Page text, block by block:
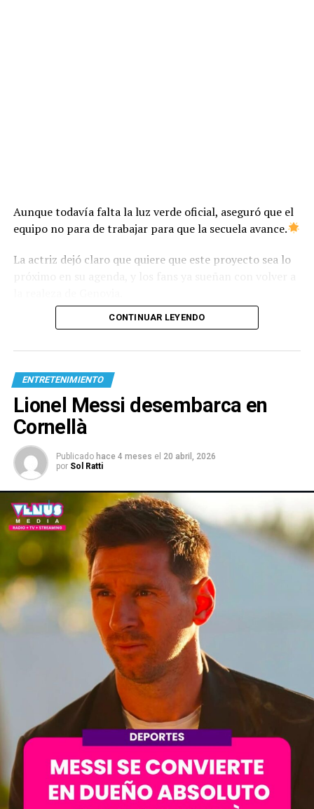
Aunque todavía falta la luz verde oficial, aseguró que el
equipo no para de trabajar para que la secuela avance.
La actriz dejó claro que quiere que este proyecto sea lo
CONTINUAR LEYENDO
ENTRETENIMIENTO
Lionel Messi desembarca en
Cornellà
Publicado hace 4 meses el 20 abril, 2026
por Sol Ratti